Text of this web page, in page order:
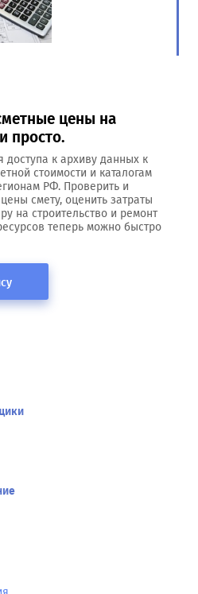
цены на
просто.
к архиву данных к
стоимости и каталогам
РФ. Проверить и
смету, оценить затраты
на строительство и ремонт
теперь можно быстро